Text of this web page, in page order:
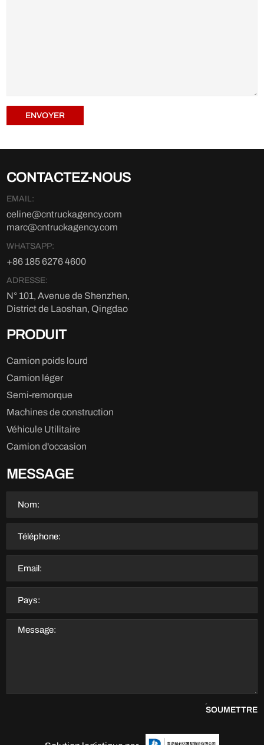
ENVOYER
CONTACTEZ-NOUS
EMAIL:
celine@cntruckagency.com
marc@cntruckagency.com
WHATSAPP:
+86 185 6276 4600
ADRESSE:
N° 101, Avenue de Shenzhen,
District de Laoshan, Qingdao
PRODUIT
Camion poids lourd
Camion léger
Semi-remorque
Machines de construction
Véhicule Utilitaire
Camion d'occasion
MESSAGE
SOUMETTRE